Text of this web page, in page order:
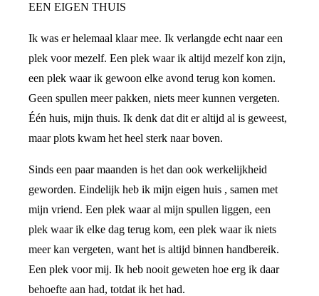
EEN EIGEN THUIS
Ik was er helemaal klaar mee. Ik verlangde echt naar een
plek voor mezelf. Een plek waar ik altijd mezelf kon zijn,
een plek waar ik gewoon elke avond terug kon komen.
Geen spullen meer pakken, niets meer kunnen vergeten.
Één huis, mijn thuis. Ik denk dat dit er altijd al is geweest,
maar plots kwam het heel sterk naar boven.
Sinds een paar maanden is het dan ook werkelijkheid
geworden. Eindelijk heb ik mijn eigen huis , samen met
mijn vriend. Een plek waar al mijn spullen liggen, een
plek waar ik elke dag terug kom, een plek waar ik niets
meer kan vergeten, want het is altijd binnen handbereik.
Een plek voor mij. Ik heb nooit geweten hoe erg ik daar
behoefte aan had, totdat ik het had.